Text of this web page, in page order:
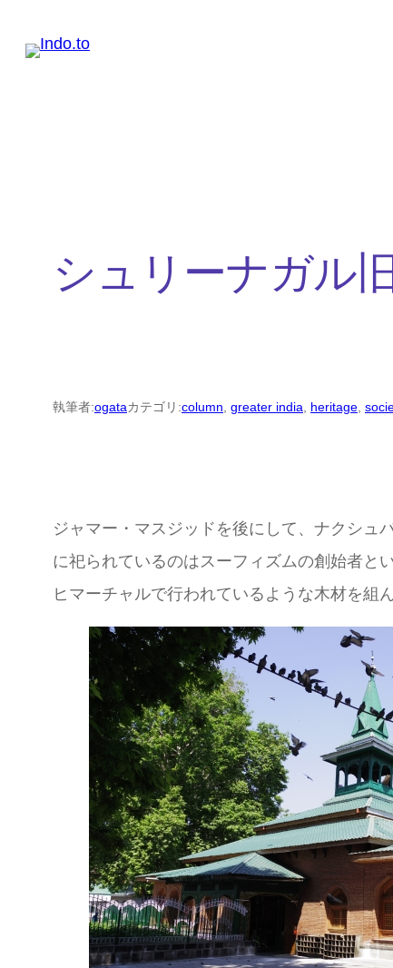
シュリーナガル
執筆者:ogataカテゴリ:column, greater india, heritage,
ジャマー・マスジッドを後にして、ナクシュ
に祀られているのはスーフィズムの創始者と
ヒマーチャルで行われているような木材を組